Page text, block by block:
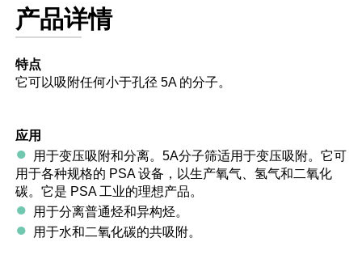
产品详情
特点
它可以吸附任何小于孔径 5A 的分子。
应用
●
用于变压吸附和分离。5A分子筛适用于变压吸附。它可
用于各种规格的 PSA 设备，以生产氧气、氢气和二氧化
碳。它是 PSA 工业的理想产品。
● 用于分离普通烃和异构烃。
● 用于水和二氧化碳的共吸附。